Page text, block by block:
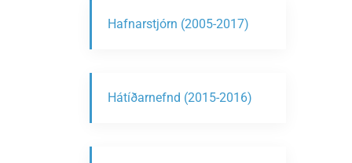
Hafnarstjórn (2005-2017)
Hátíðarnefnd (2015-2016)